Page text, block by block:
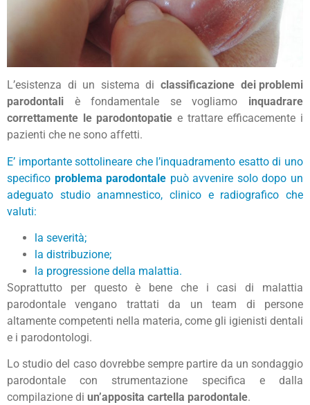
L’esistenza di un sistema diclassificazione dei problemi
parodontali è fondamentale se vogliamo inquadrare
correttamente le parodontopatie e trattare efficacemente i
pazienti che ne sono affetti.
E’ importante sottolineare che l’inquadramento esatto di uno
specifico problema parodontale può avvenire solo dopo un
adeguato studio anamnestico, clinico e radiografico che
valuti:
la severità;
la distribuzione;
la progressione della malattia.
Soprattutto per questo è bene che i casi di malattia
parodontale vengano trattati da un team di persone
altamente competenti nella materia, come gli igienisti dentali
e i parodontologi.
Lo studio del caso dovrebbe sempre partire da un sondaggio
parodontale con strumentazione specifica e dalla
compilazione di un’apposita cartella parodontale.